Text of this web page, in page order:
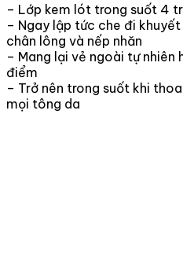
– Lớp kem lót trong suốt 4
– Ngay lập tức che đi
chân lông và nếp nhăn
– Mang lại vẻ ngoài tự nhiên
điểm
– Trở nên trong suốt khi
mọi tông da